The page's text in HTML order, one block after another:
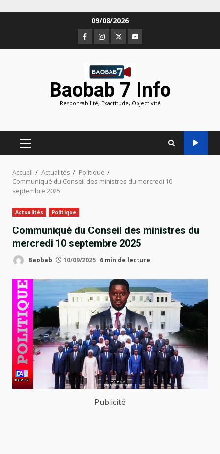
09/08/2026
Facebook
Instagram
TwitterYoutube
Baobab 7 Info
Responsabilité, Exactitude, Objectivité
MENU
PRINCIPAL
Accueil Actualités
Politique
Communiqué du Conseil des ministres du mercredi 10
septembre 2025
Actualités Politique
Communiqué du Conseil des ministres du
mercredi 10 septembre 2025
Baobab 10/09/2025 6 min de lecture
Publicité